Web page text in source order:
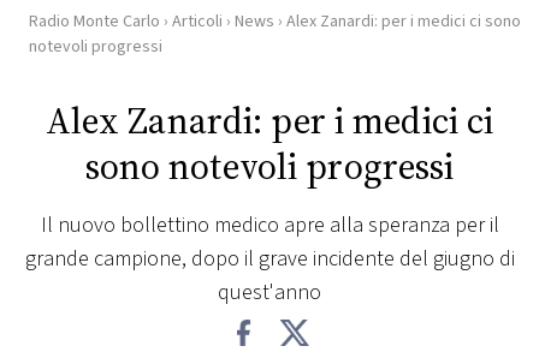
HOME
RADIO
PLAYLIST
Radio Monte Carlo › Articoli › News › Alex Zanardi: per i medici ci sono
notevoli progressi
Alex Zanardi: per i medici ci
sono notevoli progressi
Il nuovo bollettino medico apre alla speranza per il
grande campione, dopo il grave incidente del giugno di
quest'anno